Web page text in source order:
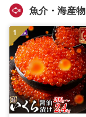
魚介・海産物
1